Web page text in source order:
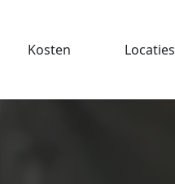
Kosten Locaties